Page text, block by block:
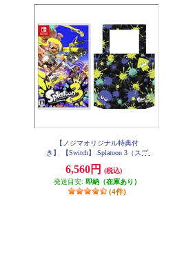
【ノジマオリジナル特典付
き】 【Switch】 Splatoon 3（スプ
ジナル スプラトゥーン3エコバッ
ク 付き）
6,560円
(税込)
発送目安: 即納（在庫あり）
(4件)